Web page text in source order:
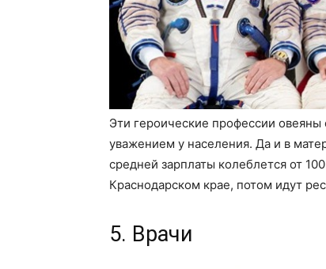
Эти героические профессии
уважением у населения. Да и в
средней зарплаты колеблется от
Краснодарском крае, потом идут
5. Врачи